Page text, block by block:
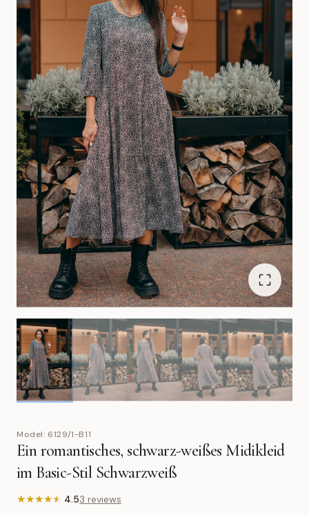
Model: 6129/1-B11
Ein romantisches, schwarz-weißes Midikleid
im Basic-Stil Schwarzweiß
★★★★★ 4.53 reviews